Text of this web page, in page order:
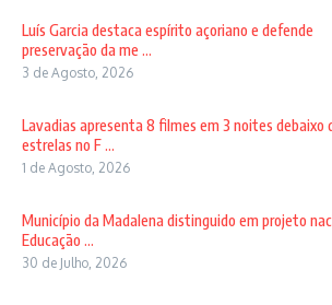
Luís Garcia destaca espírito açoriano e defende
preservação da me ...
3 de Agosto, 2026
Lavadias apresenta 8 filmes em 3 noites debaixo
estrelas no F ...
1 de Agosto, 2026
Município da Madalena distinguido em projeto
Educação ...
30 de Julho, 2026